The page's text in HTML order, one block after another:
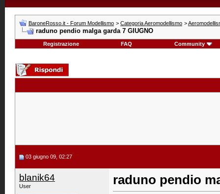
BaroneRosso.it - Forum Modellismo > Categoria Aeromodellismo >
raduno pendio malga garda 7 GIUGNO
Registrazione FAQ Community
03 giugno 09, 02:27
blanik64
User raduno pendio